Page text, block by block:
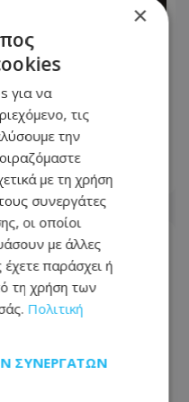
Θεσσαλονίκη:
σαν από ταινία
πάνω σε
×
για να
τις
την
με τη χρήση
συνεργάτες
οι οποίοι
με άλλες
παράσχει ή
τη χρήση των
Πολιτική
ΣΥΝΕΡΓΑΤΏΝ